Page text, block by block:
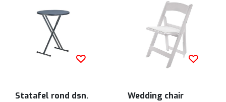
Statafel rond dsn.
Wedding chair